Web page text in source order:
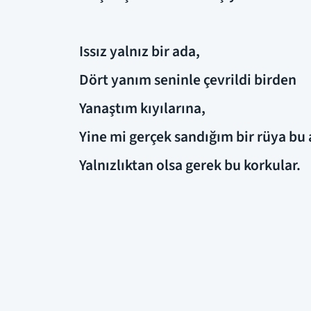
Issız yalnız bir ada,
Dört yanım seninle çevrildi birden
Yanaştım kıyılarına,
Yine mi gerçek sandığım bir rüya bu
Yalnızlıktan olsa gerek bu korkular.